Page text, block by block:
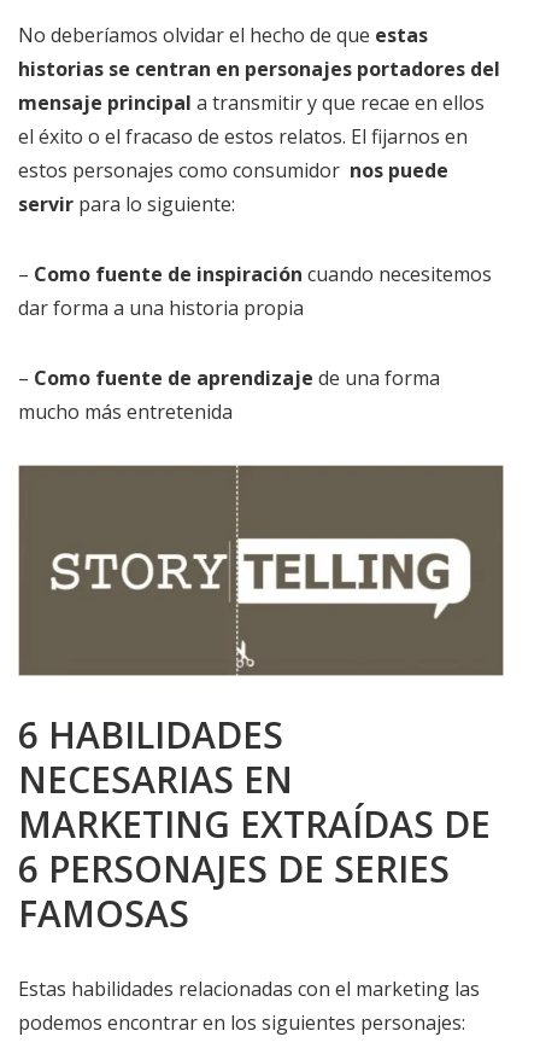
No deberíamos olvidar el hecho de que estas
historias se centran en personajes portadores del
mensaje principal a transmitir y que recae en ellos
el éxito o el fracaso de estos relatos. El fijarnos en
estos personajes como consumidor nos puede
servir para lo siguiente:
– Como fuente de inspiración cuando necesitemos
dar forma a una historia propia
– Como fuente de aprendizaje de una forma
mucho más entretenida
6 HABILIDADES
NECESARIAS EN
MARKETING EXTRAÍDAS DE
6 PERSONAJES DE SERIES
FAMOSAS
Estas habilidades relacionadas con el marketing las
podemos encontrar en los siguientes personajes: